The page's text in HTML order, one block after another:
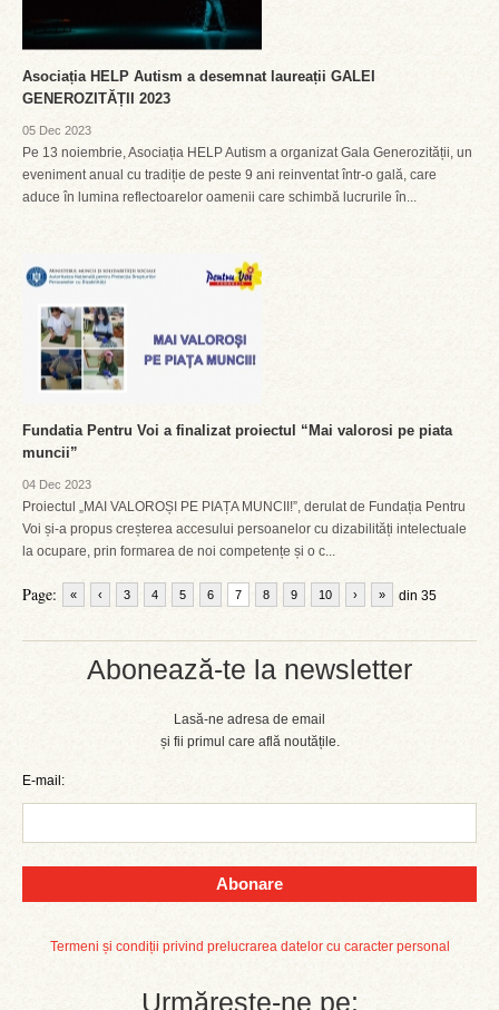
Abonează-te la newsletter
Lasă-ne adresa de email
și fii primul care află noutățile.
E-mail:
Abonare
Termeni și condiții privind prelucrarea datelor cu caracter personal
Urmărește-ne pe:
Asociația HELP Autism a desemnat laureații GALEI
GENEROZITĂȚII 2023
05 Dec 2023
Pe 13 noiembrie, Asociația HELP Autism a organizat Gala Generozității, un
eveniment anual cu tradiție de peste 9 ani reinventat într-o gală, care
aduce în lumina reflectoarelor oamenii care schimbă lucrurile în...
Fundatia Pentru Voi a finalizat proiectul “Mai valorosi pe piata
muncii”
04 Dec 2023
Proiectul „MAI VALOROȘI PE PIAȚA MUNCII!”, derulat de Fundația Pentru
Voi și-a propus creșterea accesului persoanelor cu dizabilități intelectuale
la ocupare, prin formarea de noi competențe și o c...
Page: « ‹ 3 4 5 6 7 8 9 10 din 35
› »